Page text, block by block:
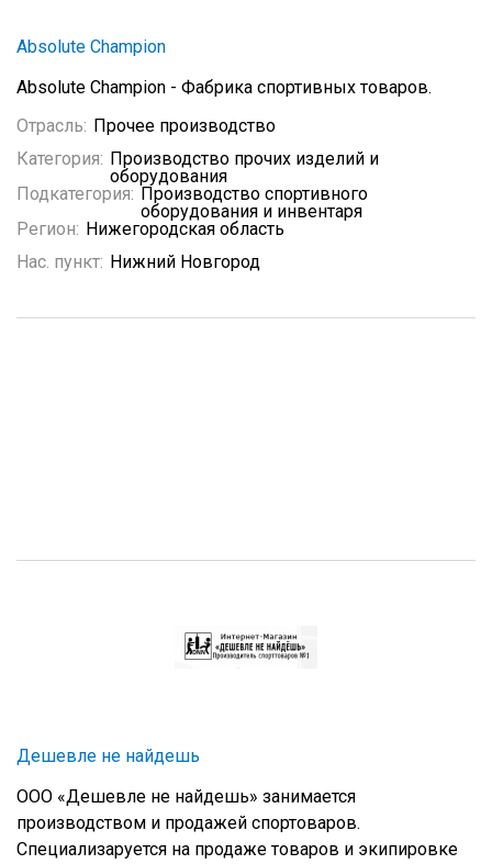
Absolute Champion
Absolute Champion - Фабрика спортивных товаров.
Отрасль: Прочее производство
Категория: Производство прочих изделий и
оборудования
Подкатегория: Производство спортивного
оборудования и инвентаря
Регион: Нижегородская область
Нас. пункт: Нижний Новгород
Дешевле не найдешь
ООО «Дешевле не найдешь» занимается
производством и продажей спортоваров.
Специализаруется на продаже товаров и экипировке